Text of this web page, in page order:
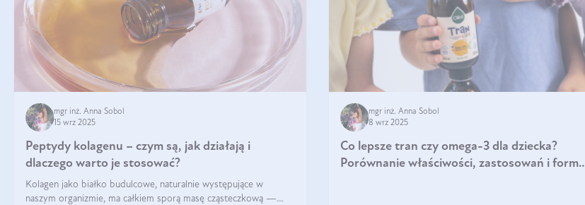
mgr inż. Anna Sobol
15 wrz 2025
Peptydy kolagenu – czym są, jak działają i
dlaczego warto je stosować?
Kolagen jako białko budulcowe, naturalnie występujące w
naszym organizmie, ma całkiem sporą masę cząsteczkową —
mgr inż. Anna Sobol
8 wrz 2025
Co lepsze tran czy omega-3 dla dziecka?
Porównanie właściwości, zastosowań i form